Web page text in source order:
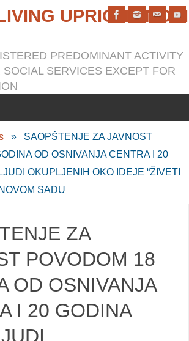
UPRIGHT NOVI
PREDOMINANT ACTIVITY
SERVICES EXCEPT FOR
»
SAOPŠTENJE ZA JAVNOST
OD OSNIVANJA CENTRA I 20
OKUPLJENIH OKO IDEJE “ŽIVETI
SADU
ZA
POVODOM 18
OD OSNIVANJA
I 20 GODINA